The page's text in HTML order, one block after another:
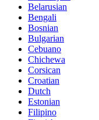
Belarusian
Bengali
Bosnian
Bulgarian
Cebuano
Chichewa
Corsican
Croatian
Dutch
Estonian
Filipino